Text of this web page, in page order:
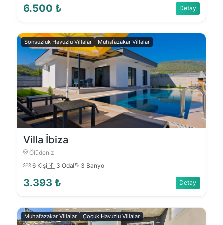
6.500 ₺ Detay
Sonsuzluk Havuzlu Villalar Muhafazakar Villalar
Villa İbiza
Ölüdeniz
6 Kişi
3 Oda 3 Banyo
3.393 ₺ Detay
Muhafazakar Villalar Çocuk Havuzlu Villalar